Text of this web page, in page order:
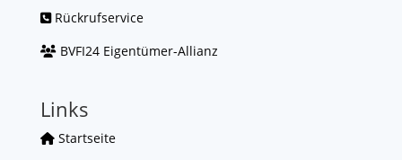
Rückrufservice
BVFI24 Eigentümer-Allianz
Links
Startseite